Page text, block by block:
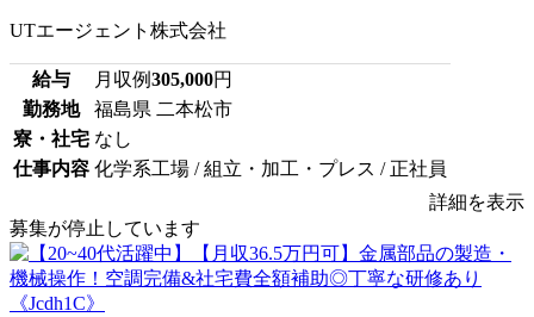
UTエージェント株式会社
給与 月収例305,000円
勤務地
福島県 二本松市
寮・社宅 なし
仕事内容 化学系工場 / 組立・加工・プレス / 正社員
詳細を表示
募集が停止しています